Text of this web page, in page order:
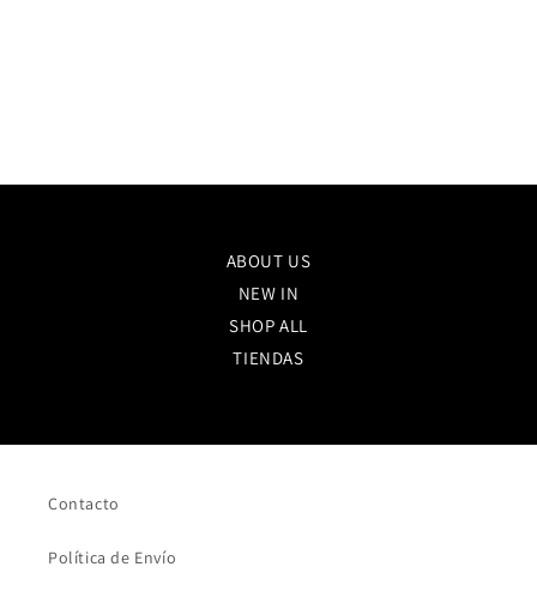
ABOUT US
NEW IN
SHOP ALL
TIENDAS
Contacto
Política de Envío